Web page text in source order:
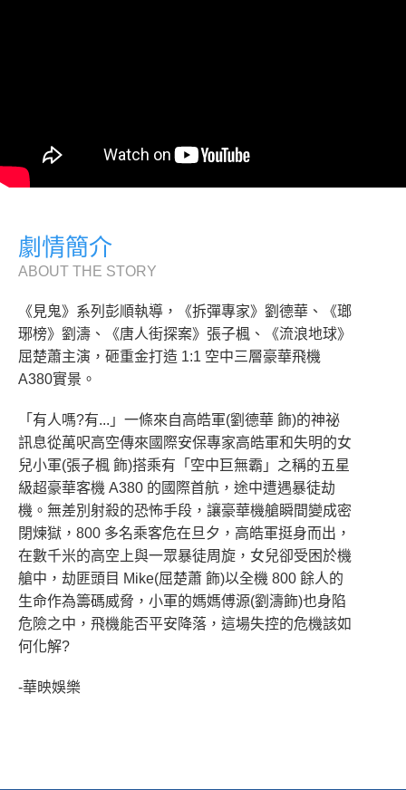
劇情簡介
ABOUT THE STORY
《見鬼》系列彭順執導，《拆彈專家》劉德華、《瑯
琊榜》劉濤、《唐人街探案》張子楓、《流浪地球》
屈楚蕭主演，砸重金打造 1:1 空中三層豪華飛機
A380實景。
「有人嗎?有...」一條來自高皓軍(劉德華 飾)的神祕
訊息從萬呎高空傳來國際安保專家高皓軍和失明的女
兒小軍(張子楓 飾)搭乘有「空中巨無霸」之稱的五星
級超豪華客機 A380 的國際首航，途中遭遇暴徒劫
機。無差別射殺的恐怖手段，讓豪華機艙瞬間變成密
閉煉獄，800 多名乘客危在旦夕，高皓軍挺身而出，
在數千米的高空上與一眾暴徒周旋，女兒卻受困於機
艙中，劫匪頭目 Mike(屈楚蕭 飾)以全機 800 餘人的
生命作為籌碼威脅，小軍的媽媽傅源(劉濤飾)也身陷
危險之中，飛機能否平安降落，這場失控的危機該如
何化解?
-華映娛樂